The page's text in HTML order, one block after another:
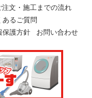
注文・施工までの流れ
あるご質問
保護方針 お問い合わせ